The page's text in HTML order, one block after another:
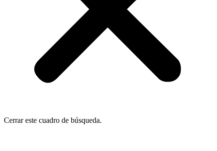
Cerrar este cuadro de búsqueda.